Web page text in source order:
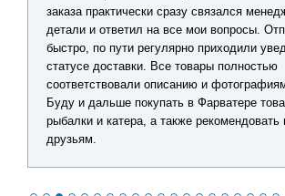
заказа практически сразу связался
детали и ответил на все мои вопросы.
быстро, по пути регулярно приходили
статусе доставки. Все товары полностью
соответствовали описанию и
Буду и дальше покупать в Фарватере
рыбалки и катера, а также рекомендовать
друзьям.